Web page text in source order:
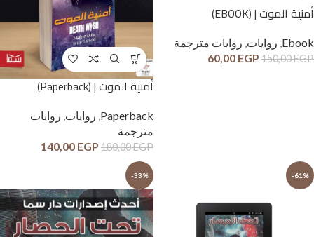
أمنية الموت | (EBOOK)
Ebook
, روايات, روايات مترجمة
150,00EGP
60,00 EGP
أمنية الموت | (Paperback)
Paperback روايات روايات
مترجمة
180,00EGP
140,00 EGP
-61%
-33%